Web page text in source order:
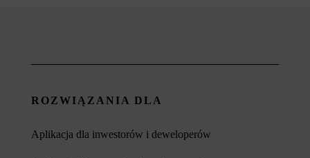
ROZWIĄZANIA DLA
Aplikacja dla inwestorów i deweloperów